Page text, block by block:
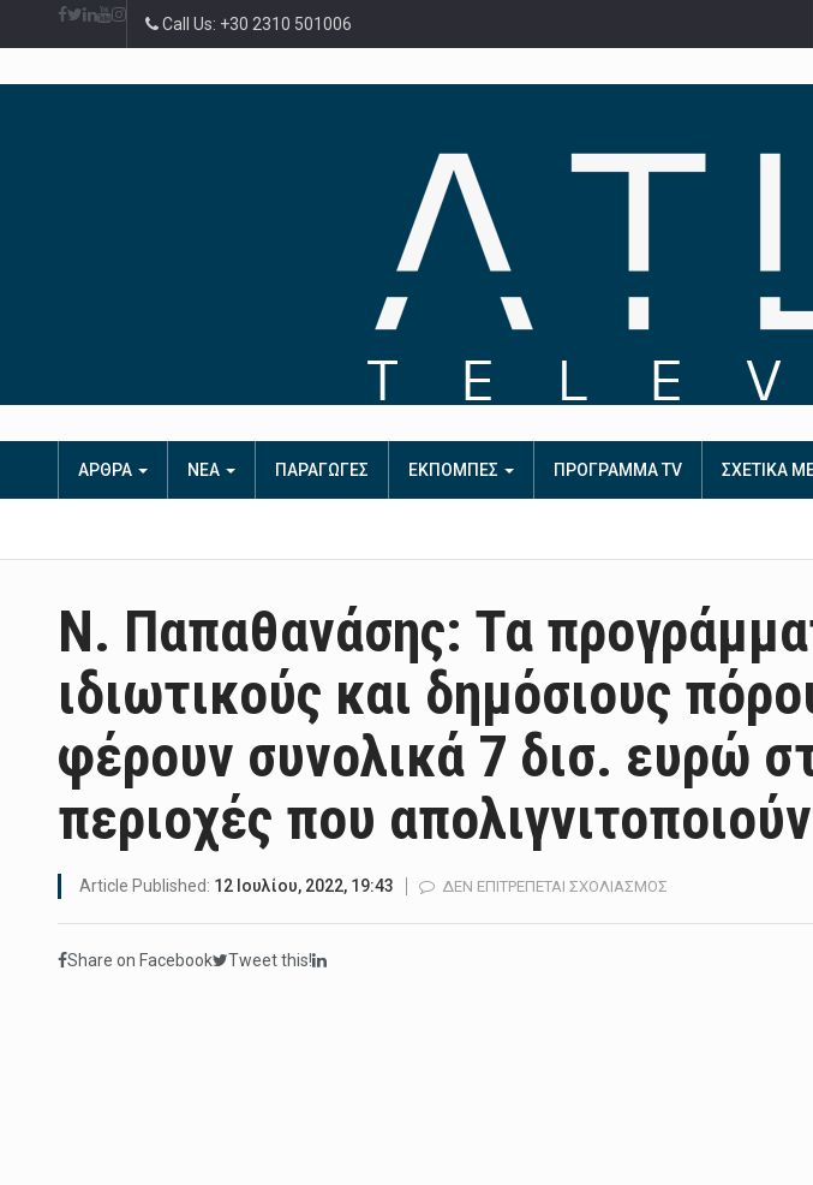
Call Us: +30 2310 501006
ΑΡΘΡΑ ΝΕΑ ΠΑΡΑΓΩΓΕΣ ΕΚΠΟΜΠΕΣ ΠΡΟΓΡΑΜΜΑ TV ΣΧΕΤΙΚΑ
Ν. Παπαθανάσης: Τα
ιδιωτικούς και δημόσιους
φέρουν συνολικά 7 δισ. ευρώ
περιοχές που
Article Published: 12 Ιουλίου, 2022, 19:43 ΔΕΝ ΕΠΙΤΡΈΠΕΤΑΙ ΣΧΟΛΙΑΣΜΌΣ
Share on Facebook Tweet this!